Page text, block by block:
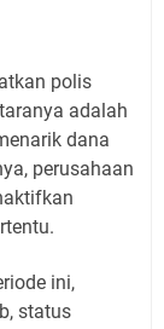
polis
adalah
dana
perusahaan
ini,
status